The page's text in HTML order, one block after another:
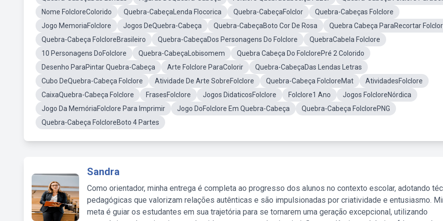
Nome FolcloreColorido
Quebra-CabeçaLenda Flocorica Quebra-CabeçaFolclor
Quebra-Cabeças Folclore
Jogo MemoriaFolclore
Jogos DeQuebra-Cabeça Quebra-CabeçaBoto Cor De Rosa
Quebra Cabeça ParaRecortar
Quebra-Cabeça FolcloreBrasileiro
Quebra-CabeçaDos Personagens Do Folclore
QuebraCabela Folclore
10 Personagens DoFolclore
Quebra-CabeçaLobisomem
Quebra Cabeça Do FolclorePré 2 Colorido
Desenho ParaPintar Quebra-Cabeça
Arte Folclore ParaColorir
Quebra-CabeçaDas Lendas Letras
Cubo DeQuebra-Cabeça Folclore
Atividade De Arte SobreFolclore Quebra-Cabeça FolcloreMat
AtividadesFolclore
CaixaQuebra-Cabeça Folclore
FrasesFolclore Jogos DidaticosFolclore Folclore1 Ano
Jogos FolcloreNórdica
Jogo Da MemóriaFolclore Para Imprimir
Jogo DoFolclore Em Quebra-Cabeça
Quebra-Cabeça FolclorePNG
Quebra-Cabeça FolcloreBoto 4 Partes
Sandra
Como orientador, minha entrega é completa ao progresso dos alunos no contexto escolar, adotando
pedagógicas que valorizam relações autênticas e são impulsionadas por criatividade e entusiasmo.
meta é guiar os estudantes em sua trajetória para se tornarem uma geração excepcional, utilizando